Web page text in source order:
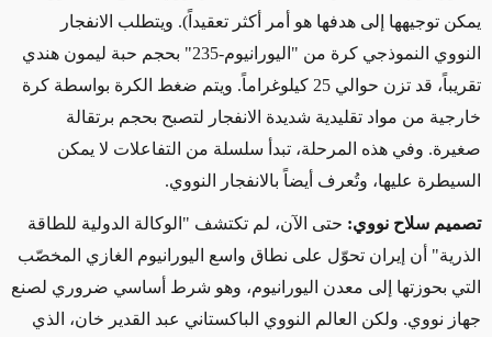
يمكن توجيهها إلى هدفها هو أمر أكثر تعقيداً). و​​يتطلب الانفجار
النووي النموذجي كرة من "اليورانيوم-235" بحجم حبة ليمون هندي
تقريباً، قد تزن حوالي
يتم ضغط الكرة بواسطة كرة
خارجية من مواد تقليدية شديدة الانفجار لتصبح بحجم برتقالة
صغيرة. وفي هذه المرحلة، تبدأ سلسلة من التفاعلات لا يمكن
السيطرة عليها، وتُعرف أيضاً بالانفجار النووي.
تصميم سلاح نووي: حتى الآن، لم تكتشف "الوكالة الدولية للطاقة
الذرية" أن إيران تحوّل على نطاق واسع اليورانيوم الغازي المخصّب
التي بحوزتها إلى معدن اليورانيوم، وهو شرط أساسي ضروري لصنع
جهاز نووي. ولكن العالم النووي الباكستاني عبد القدير خان، الذي